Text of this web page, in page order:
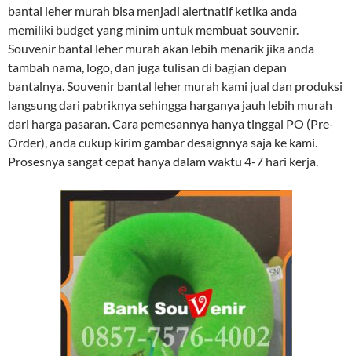
bantal leher murah bisa menjadi alertnatif ketika anda
memiliki budget yang minim untuk membuat souvenir.
Souvenir bantal leher murah akan lebih menarik jika anda
tambah nama, logo, dan juga tulisan di bagian depan
bantalnya. Souvenir bantal leher murah kami jual dan produksi
langsung dari pabriknya sehingga harganya jauh lebih murah
dari harga pasaran. Cara pemesannya hanya tinggal PO (Pre-
Order), anda cukup kirim gambar desaignnya saja ke kami.
Prosesnya sangat cepat hanya dalam waktu 4-7 hari kerja.